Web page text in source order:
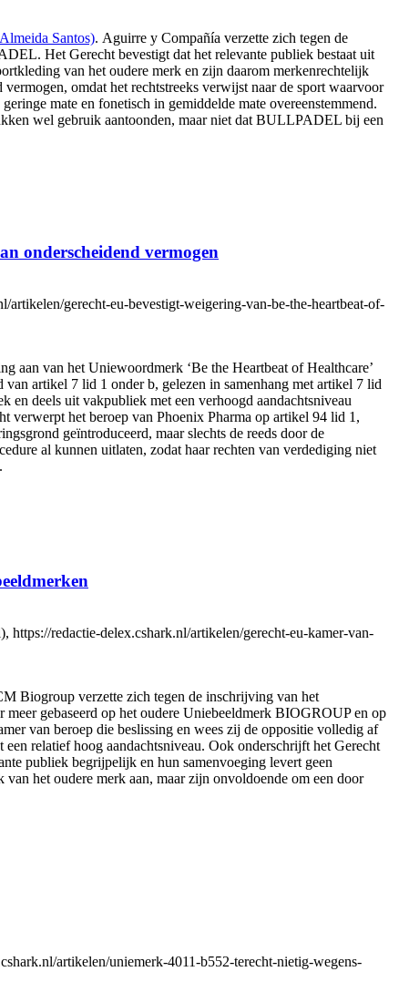
Santos). Aguirre y Compañía verzette zich tegen de
Het Gerecht bevestigt dat het relevante publiek bestaat uit
van het oudere merk en zijn daarom merkenrechtelijk
omdat het rechtstreeks verwijst naar de sport waarvoor
mate en fonetisch in gemiddelde mate overeenstemmend.
wel gebruik aantoonden, maar niet dat BULLPADEL bij een
onderscheidend vermogen
gerecht-eu-bevestigt-weigering-van-be-the-heartbeat-of-
aan van het Uniewoordmerk ‘Be the Heartbeat of Healthcare’
artikel 7 lid 1 onder b, gelezen in samenhang met artikel 7 lid
en deels uit vakpubliek met een verhoogd aandachtsniveau
verwerpt het beroep van Phoenix Pharma op artikel 94 lid 1,
geïntroduceerd, maar slechts de reeds door de
al kunnen uitlaten, zodat haar rechten van verdediging niet
redactie-delex.cshark.nl/artikelen/gerecht-eu-kamer-van-
Biogroup verzette zich tegen de inschrijving van het
gebaseerd op het oudere Uniebeeldmerk BIOGROUP en op
van beroep die beslissing en wees zij de oppositie volledig af
relatief hoog aandachtsniveau. Ook onderschrijft het Gerecht
publiek begrijpelijk en hun samenvoeging levert geen
het oudere merk aan, maar zijn onvoldoende om een door
artikelen/uniemerk-4011-b552-terecht-nietig-wegens-